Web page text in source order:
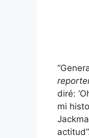
diré:
mi